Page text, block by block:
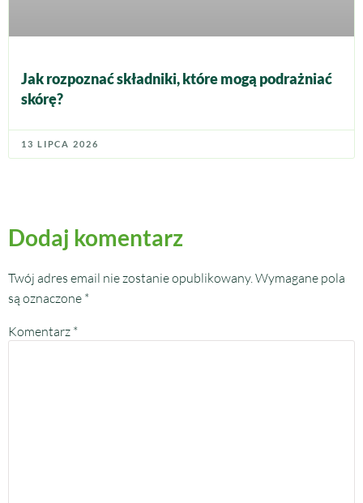
Jak rozpoznać składniki, które mogą podrażniać
skórę?
13 LIPCA 2026
Dodaj komentarz
Twój adres email nie zostanie opublikowany. Wymagane pola
są oznaczone *
Komentarz *